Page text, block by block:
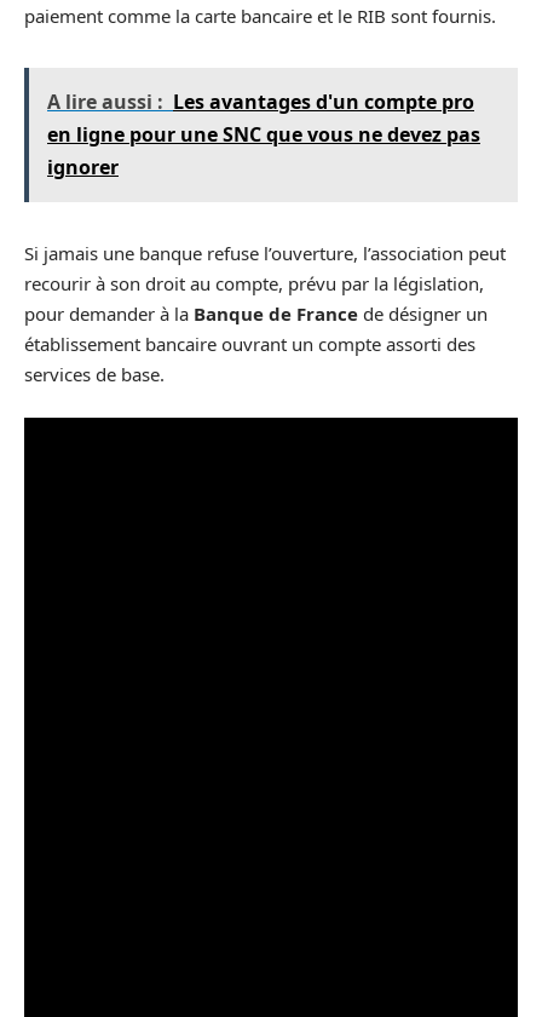
paiement comme la carte bancaire et le RIB sont fournis.
A lire aussi : Les avantages d'un compte pro
en ligne pour une SNC que vous ne devez pas
ignorer
Si jamais une banque refuse l’ouverture, l’association peut
recourir à son droit au compte, prévu par la législation,
pour demander à la Banque de France de désigner un
établissement bancaire ouvrant un compte assorti des
services de base.